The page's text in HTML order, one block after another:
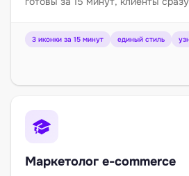
3 иконки за 15 минут единый стиль
Маркетолог e-commerce